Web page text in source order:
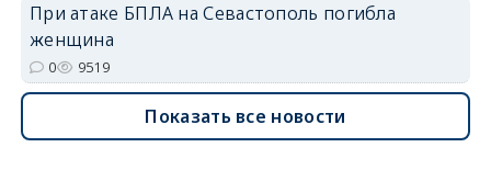
При атаке БПЛА на Севастополь погибла
женщина
0 9519
Показать все новости